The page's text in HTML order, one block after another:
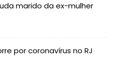
marido da ex-mulher
por coronavírus no RJ